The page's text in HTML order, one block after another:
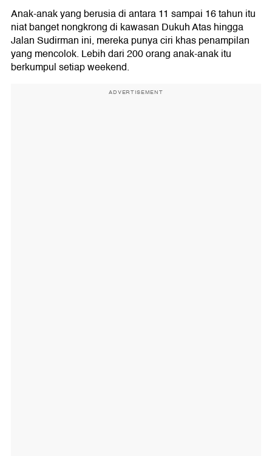
Anak-anak yang berusia di antara 11 sampai 16 tahun itu
niat banget nongkrong di kawasan Dukuh Atas hingga
Jalan Sudirman ini, mereka punya ciri khas penampilan
yang mencolok. Lebih dari 200 orang anak-anak itu
berkumpul setiap weekend.
ADVERTISEMENT